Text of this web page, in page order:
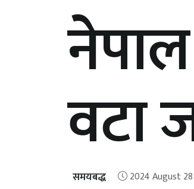
वटा
समयबद्ध 2024 August 28